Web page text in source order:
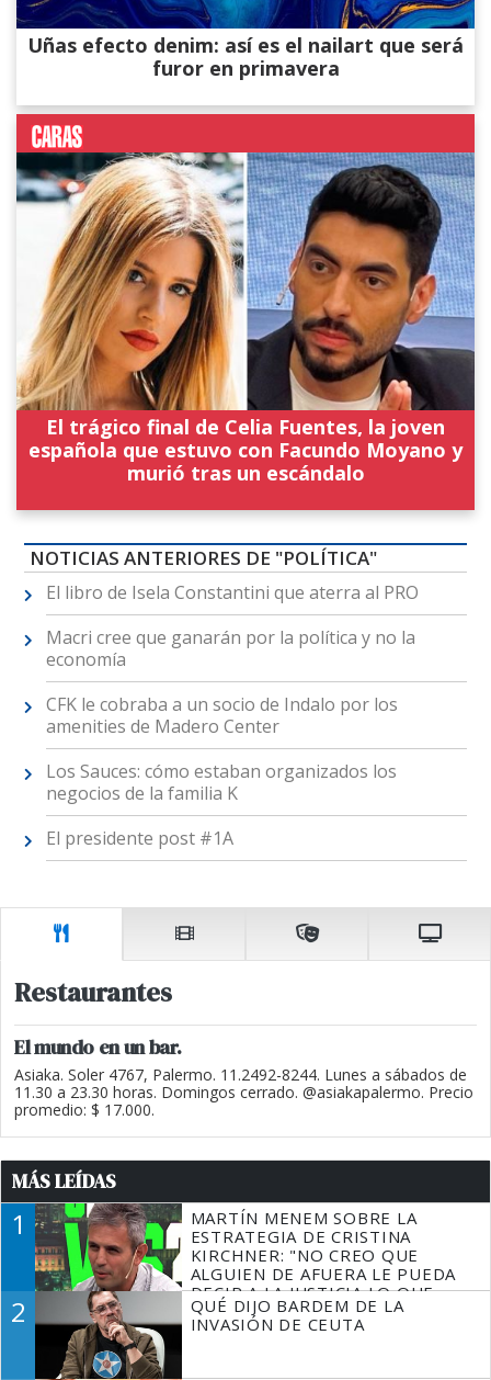
Uñas efecto denim: así es el nailart que será
furor en primavera
El trágico final de Celia Fuentes, la joven
española que estuvo con Facundo Moyano y
murió tras un escándalo
NOTICIAS ANTERIORES DE "POLÍTICA"
El libro de Isela Constantini que aterra al PRO
Macri cree que ganarán por la política y no la
economía
CFK le cobraba a un socio de Indalo por los
amenities de Madero Center
Los Sauces: cómo estaban organizados los
negocios de la familia K
El presidente post #1A
Restaurantes
El mundo en un bar.
Asiaka. Soler 4767, Palermo. 11.2492-8244. Lunes a sábados de
11.30 a 23.30 horas. Domingos cerrado. @asiakapalermo. Precio
promedio: $ 17.000.
MÁS LEÍDAS
1
MARTÍN MENEM SOBRE LA
ESTRATEGIA DE CRISTINA
KIRCHNER: "NO CREO QUE
ALGUIEN DE AFUERA LE PUEDA
DECIR A LA JUSTICIA LO QUE
TIENE QUE HACER"
2
QUÉ DIJO BARDEM DE LA
INVASIÓN DE CEUTA